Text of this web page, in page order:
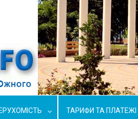
ТАРИФИ ТА ПЛАТЕЖІ